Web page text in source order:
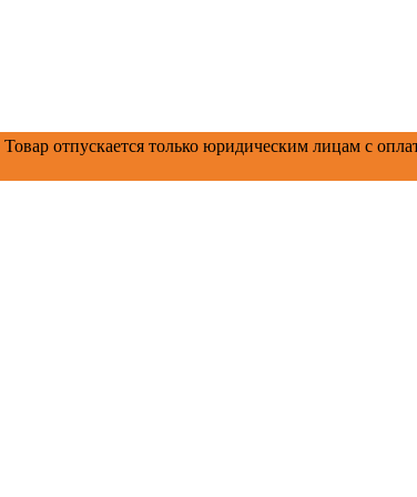
Товар отпускается только юридическим лицам с